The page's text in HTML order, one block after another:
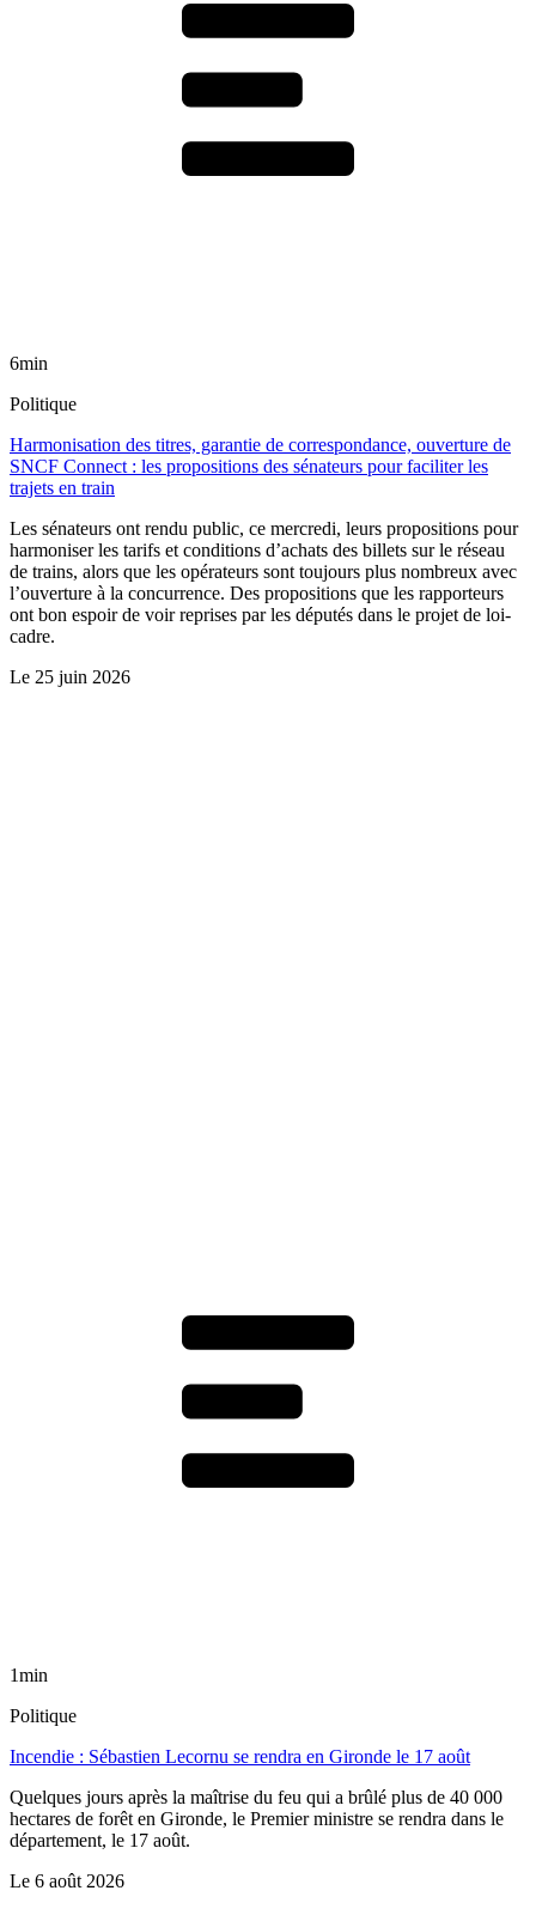
6min
Politique
Harmonisation des titres, garantie de correspondance, ouverture de
SNCF Connect : les propositions des sénateurs pour faciliter les
trajets en train
Les sénateurs ont rendu public, ce mercredi, leurs propositions pour
harmoniser les tarifs et conditions d’achats des billets sur le réseau
de trains, alors que les opérateurs sont toujours plus nombreux avec
l’ouverture à la concurrence. Des propositions que les rapporteurs
ont bon espoir de voir reprises par les députés dans le projet de loi-
cadre.
Le 25 juin 2026
1min
Politique
Incendie : Sébastien Lecornu se rendra en Gironde le 17 août
Quelques jours après la maîtrise du feu qui a brûlé plus de 40 000
hectares de forêt en Gironde, le Premier ministre se rendra dans le
département, le 17 août.
Le 6 août 2026